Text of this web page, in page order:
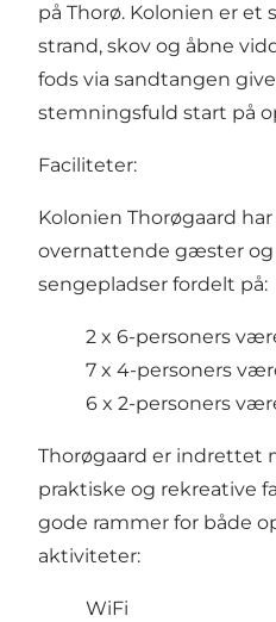
på Thorø. Kolonien er et
strand, skov og åbne
fods via sandtangen
stemningsfuld start på
Faciliteter:
Kolonien Thorøgaard
overnattende gæster og
sengepladser fordelt på:
2 x 6-personers
7 x 4-personers
6 x 2-personers
Thorøgaard er indrettet
praktiske og rekreative
gode rammer for både
aktiviteter:
WiFi